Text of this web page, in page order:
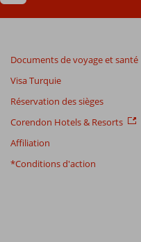
Documents de voyage et santé
Visa Turquie
Réservation des sièges
Corendon Hotels & Resorts
Affiliation
*Conditions d'action